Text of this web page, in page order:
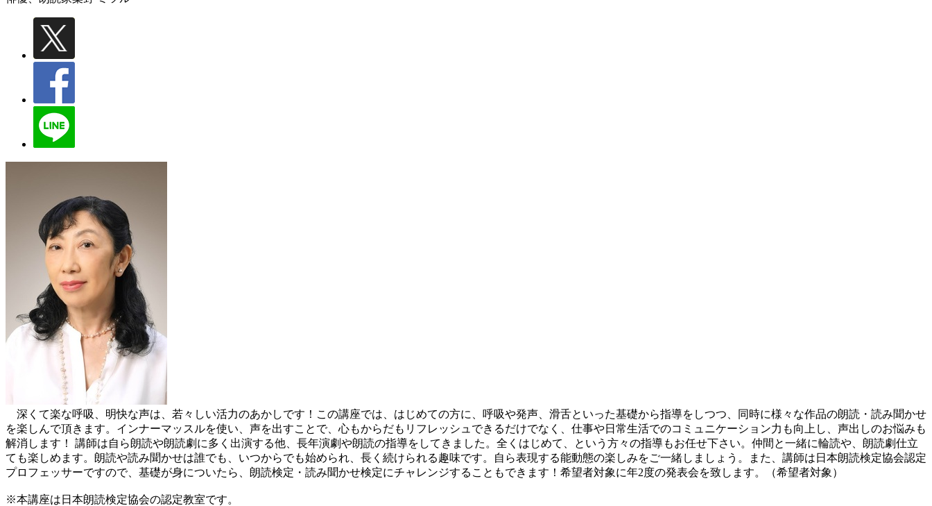
深くて楽な呼吸、明快な声は、若々しい活力のあかしです！この講座では、はじめての方に、呼吸や発声、滑舌といった基礎から指導をしつつ、同時に様々な作品の朗読・読み聞かせ
を楽しんで頂きます。インナーマッスルを使い、声を出すことで、心もからだもリフレッシュできるだけでなく、仕事や日常生活でのコミュニケーション力も向上し、声出しのお悩みも
解消します！ 講師は自ら朗読や朗読劇に多く出演する他、長年演劇や朗読の指導をしてきました。全くはじめて、という方々の指導もお任せ下さい。仲間と一緒に輪読や、朗読劇仕立
ても楽しめます。朗読や読み聞かせは誰でも、いつからでも始められ、長く続けられる趣味です。自ら表現する能動態の楽しみをご一緒しましょう。また、講師は日本朗読検定協会認定
プロフェッサーですので、基礎が身についたら、朗読検定・読み聞かせ検定にチャレンジすることもできます！希望者対象に年2度の発表会を致します。（希望者対象）
※本講座は日本朗読検定協会の認定教室です。